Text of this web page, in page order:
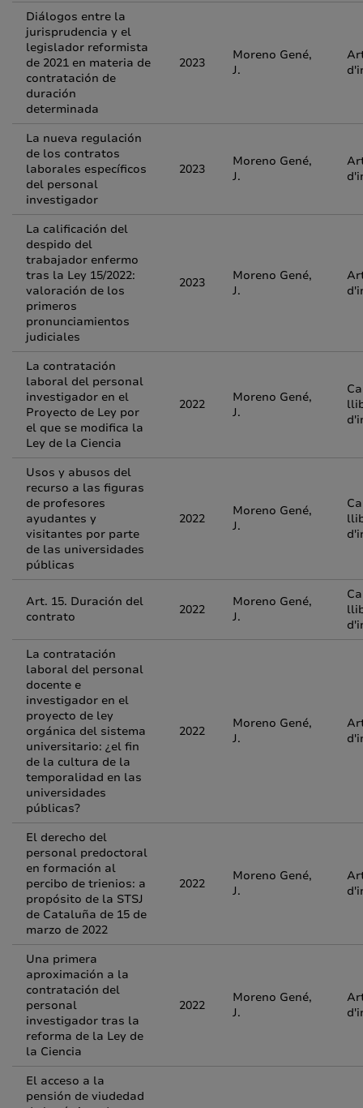
Diálogos entre la
jurisprudencia y el
legislador reformista
de 2021 en materia de
contratación de
duración
determinada
2023
Moreno Gené,
J.
La nueva regulación
de los contratos
laborales específicos
del personal
investigador
2023
Moreno Gené,
J.
La calificación del
despido del
trabajador enfermo
tras la Ley 15/2022:
valoración de los
primeros
pronunciamientos
judiciales
2023
Moreno Gené,
J.
La contratación
laboral del personal
investigador en el
Proyecto de Ley por
el que se modifica la
Ley de la Ciencia
2022
Moreno Gené,
J.
Usos y abusos del
recurso a las figuras
de profesores
ayudantes y
visitantes por parte
de las universidades
públicas
2022
Moreno Gené,
J.
Art. 15. Duración del
contrato
2022
Moreno Gené,
J.
La contratación
laboral del personal
docente e
investigador en el
proyecto de ley
orgánica del sistema
universitario: ¿el fin
de la cultura de la
temporalidad en las
universidades
públicas?
2022
Moreno Gené,
J.
El derecho del
personal predoctoral
en formación al
percibo de trienios: a
propósito de la STSJ
de Cataluña de 15 de
marzo de 2022
2022
Moreno Gené,
J.
Una primera
aproximación a la
contratación del
personal
investigador tras la
reforma de la Ley de
la Ciencia
2022
Moreno Gené,
J.
El acceso a la
pensión de viudedad